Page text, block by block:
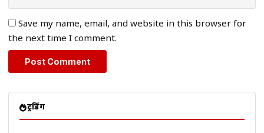
Save my name, email, and website in this browser for
the next time I comment.
ट्रेंडिंग